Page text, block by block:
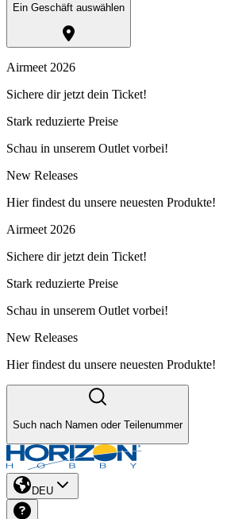
Ein Geschäft auswählen
Airmeet 2026
Sichere dir jetzt dein Ticket!
Stark reduzierte Preise
Schau in unserem Outlet vorbei!
New Releases
Hier findest du unsere neuesten Produkte!
Airmeet 2026
Sichere dir jetzt dein Ticket!
Stark reduzierte Preise
Schau in unserem Outlet vorbei!
New Releases
Hier findest du unsere neuesten Produkte!
Such nach Namen oder Teilenummer
DEU